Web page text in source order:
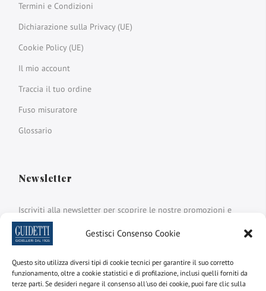
Gestisci Consenso Cookie
Questo sito utilizza diversi tipi di cookie tecnici per garantire il suo corretto
funzionamento, oltre a cookie statistici e di profilazione, inclusi quelli forniti da
terze parti. Se desideri negare il consenso all'uso dei cookie, puoi fare clic sulla
Termini e Condizioni
Dichiarazione sulla Privacy (UE)
Cookie Policy (UE)
Il mio account
Traccia il tuo ordine
Fuso misuratore
Glossario
Newsletter
Iscriviti alla newsletter per scoprire le nostre promozioni e
novità